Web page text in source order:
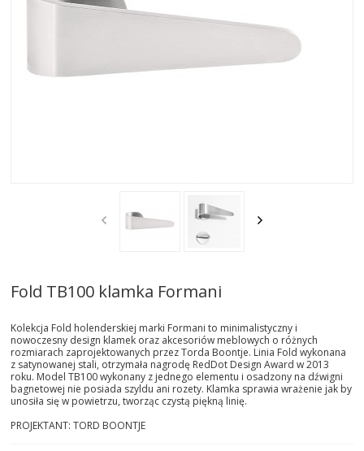
Fold TB100 klamka Formani
Kolekcja Fold holenderskiej marki Formani to minimalistyczny i
nowoczesny design klamek oraz akcesoriów meblowych o różnych
rozmiarach zaprojektowanych przez Torda Boontje. Linia Fold wykonana
z satynowanej stali, otrzymała nagrodę RedDot Design Award w 2013
roku. Model TB100 wykonany z jednego elementu i osadzony na dźwigni
bagnetowej nie posiada szyldu ani rozety. Klamka sprawia wrażenie jak by
unosiła się w powietrzu, tworząc czystą piękną linię.
PROJEKTANT: TORD BOONTJE